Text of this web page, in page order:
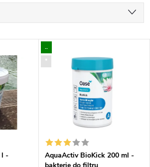
l -
..
*
AquaActiv BioKick 200 ml -